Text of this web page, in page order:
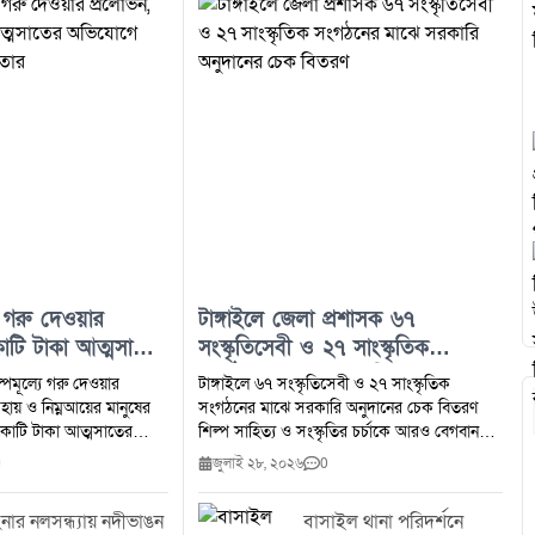
দেওয়ার
টাকা আত্মসাতের
গ্রেফতার
গরু দেওয়ার
ও নিম্নআয়ের মানুষের
টাকা আত্মসাতের
মাদারগঞ্জ উপজেলার
মোহাম্মদ আলী
চরপাকেরদহ
নলসন্ধ্যায় নদীভাঙন
টাঙ্গাইলে জেলা প্রশাসক ৬৭
সংস্কৃতিসেবী ও ২৭ সাংস্কৃতিক
সংগঠনের মাঝে সরকারি অনুদানের
চেক বিতরণ
টাঙ্গাইলে ৬৭ সংস্কৃতিসেবী ও ২৭ সাংস্কৃতিক
সংগঠনের মাঝে সরকারি অনুদানের চেক বিতরণ
শিল্প সাহিত্য ও সংস্কৃতির চর্চাকে আরও বেগবান
করতে টাঙ্গাইলে অসচ্ছল সংস্কৃতিসেবী ও সাংস্কৃতিক
সংগঠনের মাঝে সরকারি অনুদানের চেক বিতরণ
করা হয়েছে।মঙ্গলবার (২৮ জুলাই ২০২৬) জেলা
প্রশাসকের কার্যালয়ে আয়োজিত এক অনুষ্ঠানে
জুলাই ২৮, ২০২৬ 0
বাসাইল থানা পরিদর্শনে